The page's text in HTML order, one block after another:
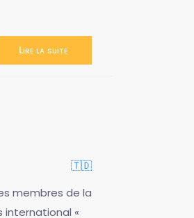
Lire la suite
🇹🇩
membres de la
international «